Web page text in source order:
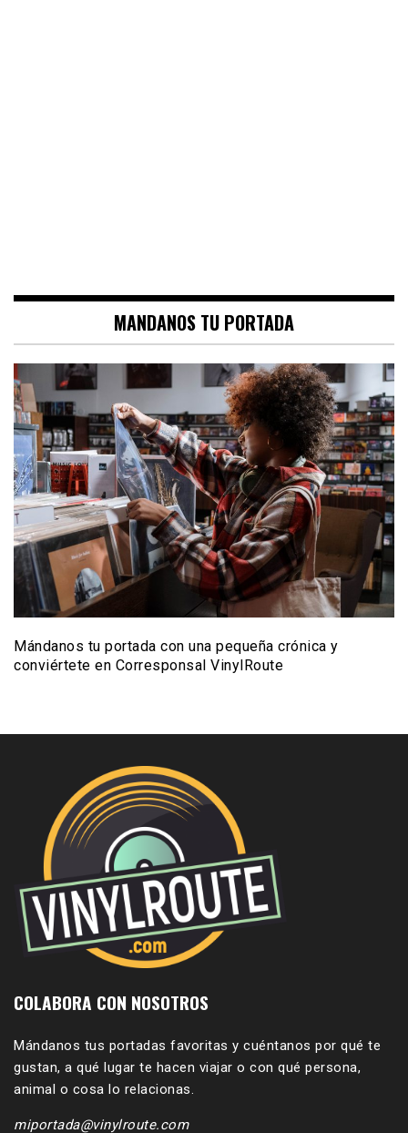
MANDANOS TU PORTADA
Mándanos tu portada con una pequeña crónica y
conviértete en Corresponsal VinylRoute
COLABORA CON NOSOTROS
Mándanos tus portadas favoritas y cuéntanos por qué te
gustan, a qué lugar te hacen viajar o con qué persona,
animal o cosa lo relacionas.
miportada@vinylroute.com